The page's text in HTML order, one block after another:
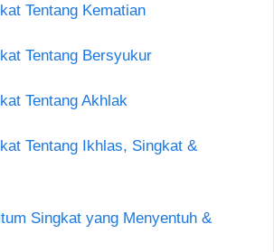
Tentang Kematian
Tentang Bersyukur
Tentang Akhlak
Tentang Ikhlas, Singkat &
Singkat yang Menyentuh &